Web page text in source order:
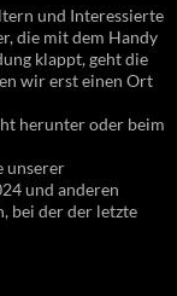
und Interessierte
die mit dem Handy
klappt, geht die
wir erst einen Ort
herunter oder beim
unserer
und anderen
bei der der letzte